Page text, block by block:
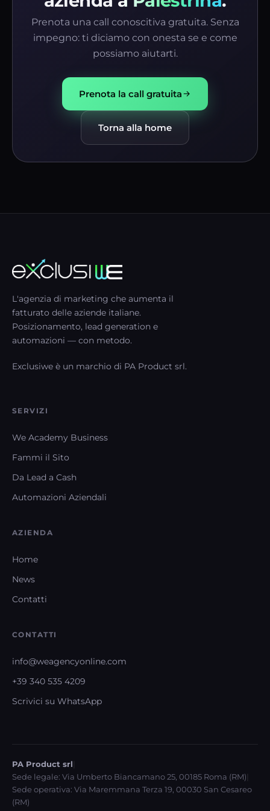
Prenota una call conoscitiva gratuita. Senza
impegno: ti diciamo con onesta se e come
possiamo aiutarti.
Prenota la call gratuita
Torna alla home
L'agenzia di marketing che aumenta il
fatturato delle aziende italiane.
Posizionamento, lead generation e
automazioni — con metodo.
Exclusiwe è un marchio di PA Product srl.
SERVIZI
We Academy Business
Fammi il Sito
Da Lead a Cash
Automazioni Aziendali
AZIENDA
Home
News
Contatti
CONTATTI
info@weagencyonline.com
+39 340 535 4209
Scrivici su WhatsApp
PA Product srl
Sede legale: Via Umberto Biancamano 25, 00185 Roma (RM)
Sede operativa: Via Maremmana Terza 19, 00030 San Cesareo
(RM)